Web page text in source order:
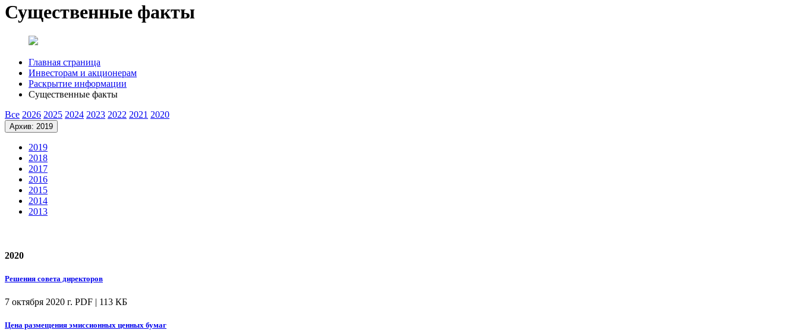
Существенные факты
Главная страница
Инвесторам и акционерам
Раскрытие информации
Существенные факты
Все 2026 2025 2024 2023 2022 2021 2020
Архив: 2019
2019
2018
2017
2016
2015
2014
2013
2020
Решения совета директоров
7 октября 2020 г. PDF | 113 КБ
Цена размещения эмиссионных ценных бумаг